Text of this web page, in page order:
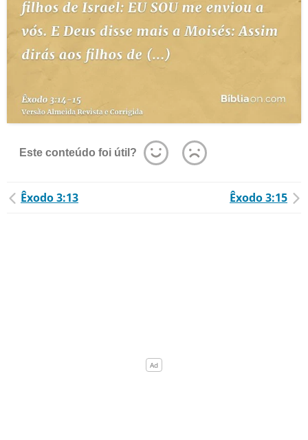
Este conteúdo foi útil?
Êxodo 3:13 Êxodo 3:15